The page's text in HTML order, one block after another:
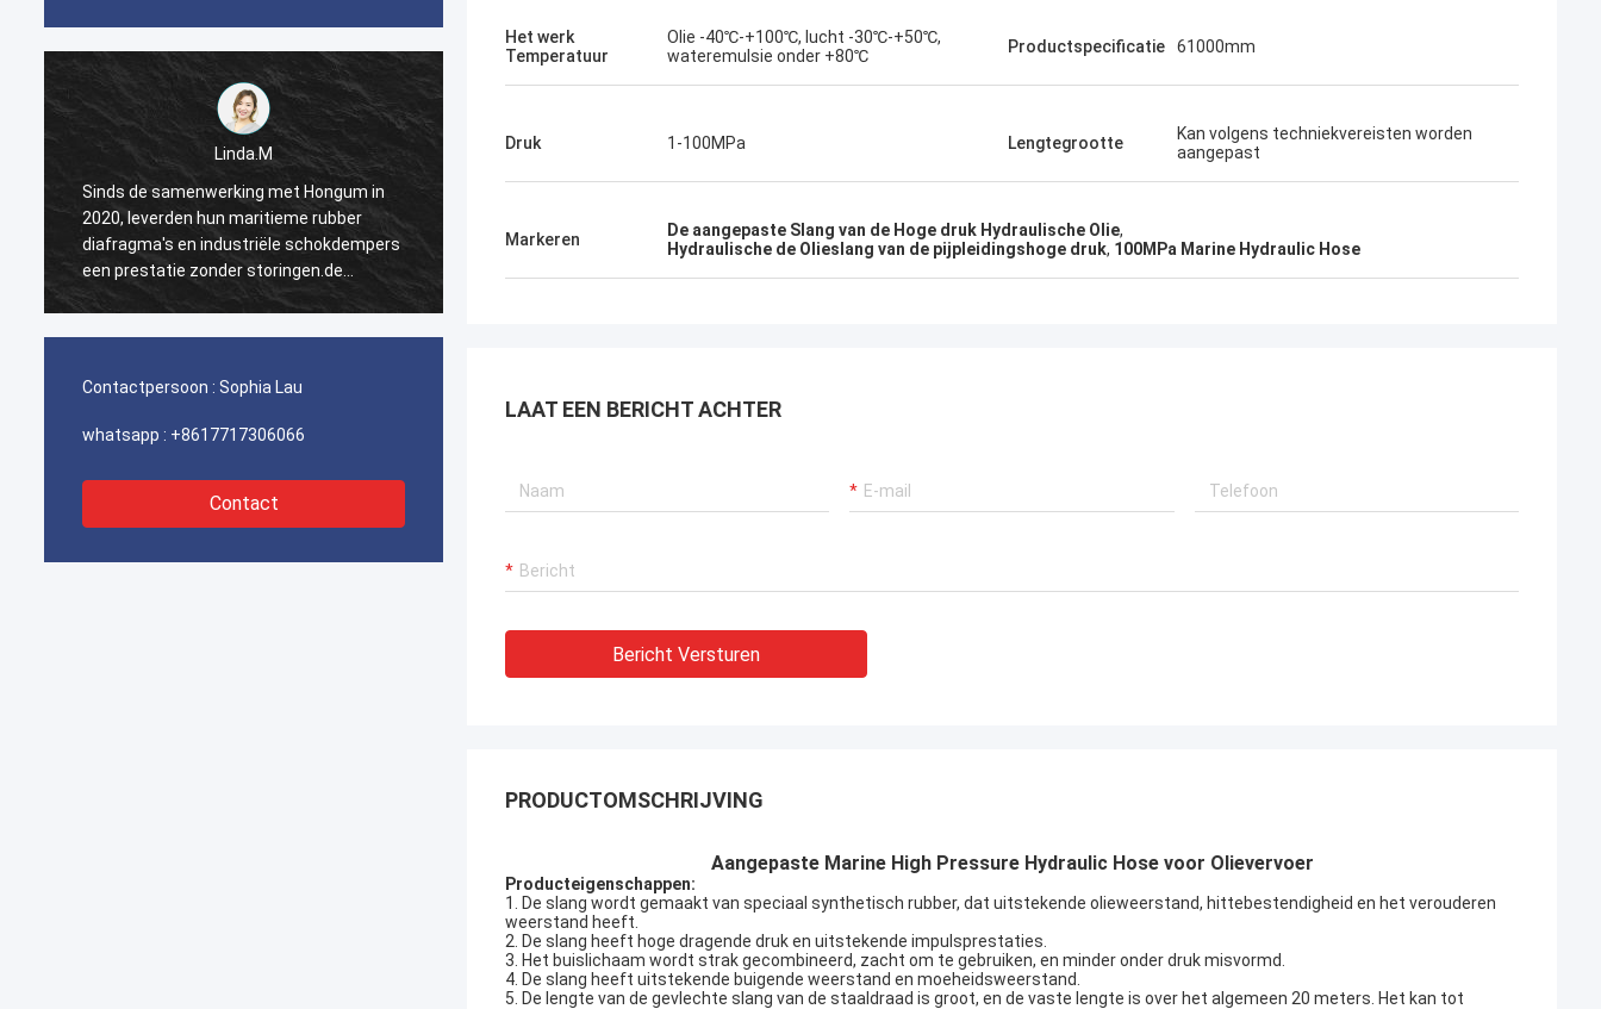
Linda.M
Sinds de samenwerking met Hongum in
2020, leverden hun maritieme rubber
diafragma's en industriële schokdempers
een prestatie zonder storingen.de
ononderbroken werking van onze
Linda.M
diafragma's en industriële schokdempers
Contactpersoon : Sophia Lau
whatsapp : +8617717306066
Contact
Het werk
Temperatuur
Olie -40℃-+100℃, lucht -30℃-+50℃,
wateremulsie onder +80℃
Productspecificatie 61000mm
Druk 1-100MPa Lengtegrootte
Kan volgens techniekvereisten worden
aangepast
Markeren De aangepaste Slang van de Hoge druk Hydraulische Olie,
Hydraulische de Olieslang van de pijpleidingshoge druk, 100MPa Marine Hydraulic Hose
LAAT EEN BERICHT ACHTER
Bericht Versturen
PRODUCTOMSCHRIJVING
Aangepaste Marine High Pressure Hydraulic Hose voor Olievervoer
Producteigenschappen:
1. De slang wordt gemaakt van speciaal synthetisch rubber, dat uitstekende olieweerstand, hittebestendigheid en het verouderen
weerstand heeft.
2. De slang heeft hoge dragende druk en uitstekende impulsprestaties.
3. Het buislichaam wordt strak gecombineerd, zacht om te gebruiken, en minder onder druk misvormd.
4. De slang heeft uitstekende buigende weerstand en moeheidsweerstand.
5. De lengte van de gevlechte slang van de staaldraad is groot, en de vaste lengte is over het algemeen 20 meters. Het kan tot